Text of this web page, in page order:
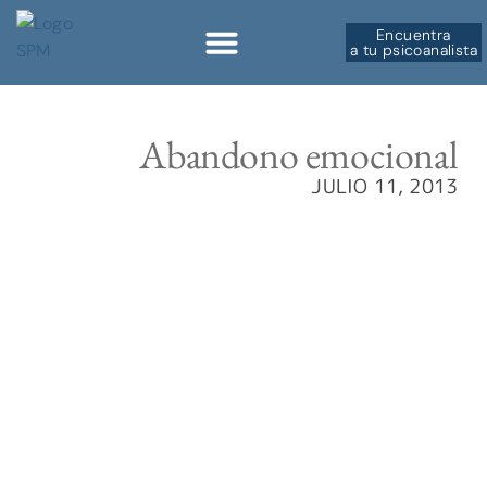
Encuentra
a tu psicoanalista
Abandono emocional
JULIO 11, 2013